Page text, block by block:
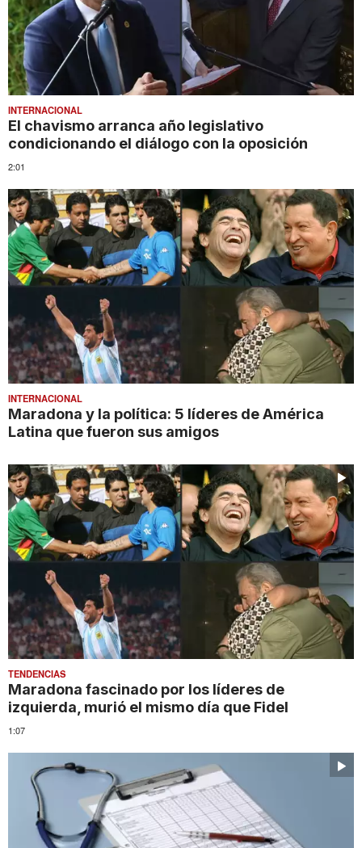
INTERNACIONAL
El chavismo arranca año legislativo
condicionando el diálogo con la oposición
2:01
INTERNACIONAL
Maradona y la política: 5 líderes de América
Latina que fueron sus amigos
TENDENCIAS
Maradona fascinado por los líderes de
izquierda, murió el mismo día que Fidel
1:07